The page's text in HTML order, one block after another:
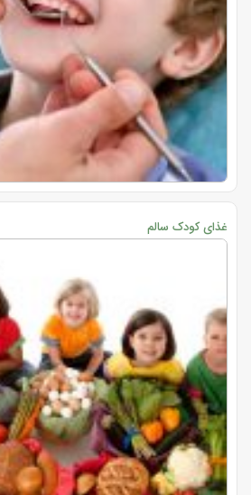
غذای کودک سالم